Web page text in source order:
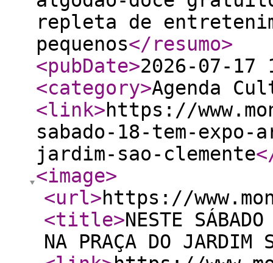
repleta de
pequenos</resumo>
<pubDate>2026-07-17
<category>Agenda
<link>https://
sabado-18-tem-
jardim-sao-clemente
<image>
<url>https://
<title>NESTE
NA PRAÇA DO JARDIM